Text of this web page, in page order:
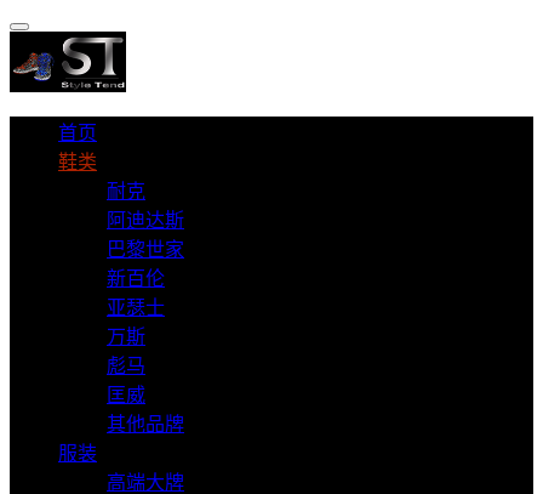
首页
鞋类
耐克
阿迪达斯
巴黎世家
新百伦
亚瑟士
万斯
彪马
匡威
其他品牌
服装
高端大牌